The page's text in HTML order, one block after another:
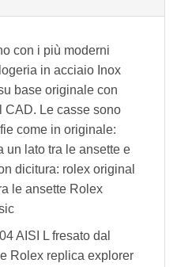
con i più moderni
in acciaio Inox
base originale con
CAD. Le casse sono
come in originale:
un lato tra le ansette e
dicitura: rolex original
le ansette Rolex
AISI L fresato dal
Rolex replica explorer